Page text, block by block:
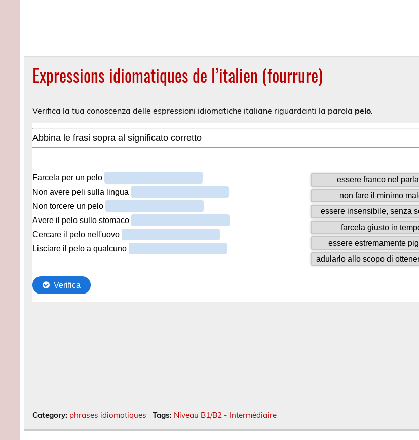
Expressions idiomatiques de l’italien (fourrure)
Verifica la tua conoscenza delle espressioni idiomatiche italiane riguardanti la parola pelo.
Category: phrases idiomatiques Tags: Niveau B1/B2 - Intermédiaire